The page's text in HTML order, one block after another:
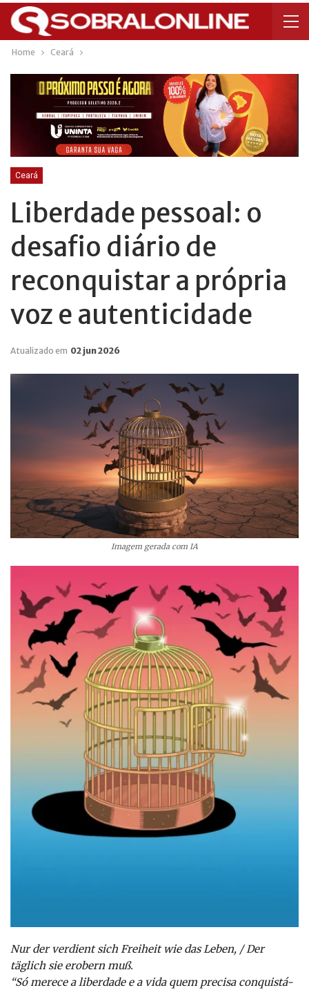
Home Ceará
Ceará
Liberdade pessoal: o
desafio diário de
reconquistar a própria
voz e autenticidade
Atualizado em 02 jun 2026
Imagem gerada com IA
Nur der verdient sich Freiheit wie das Leben, / Der
täglich sie erobern muß.
“Só merece a liberdade e a vida quem precisa conquistá-